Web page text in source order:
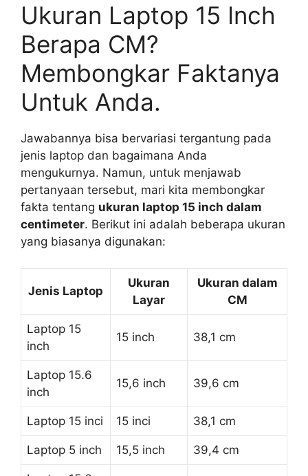
Ukuran Laptop 15 Inch
Berapa CM?
Membongkar Faktanya
Untuk Anda.
Jawabannya bisa bervariasi tergantung pada
jenis laptop dan bagaimana Anda
mengukurnya. Namun, untuk menjawab
pertanyaan tersebut, mari kita membongkar
fakta tentang ukuran laptop 15 inch dalam
centimeter. Berikut ini adalah beberapa ukuran
yang biasanya digunakan:
Jenis Laptop
Ukuran
Layar
Ukuran dalam
CM
Laptop 15
inch
15 inch 38,1 cm
Laptop 15.6
inch
15,6 inch 39,6 cm
Laptop 15 inci 15 inci 38,1 cm
Laptop 5 inch 15,5 inch 39,4 cm